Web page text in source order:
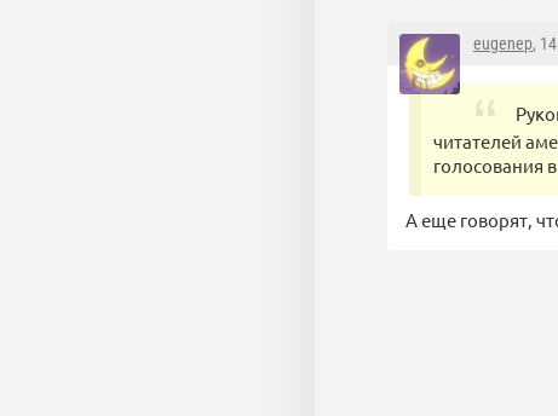
eugenep,
читателей
голосования
А еще говорят,